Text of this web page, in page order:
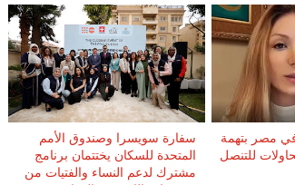
مصر بتهمة
للتنصل
سفارة سويسرا وصندوق الأمم
المتحدة للسكان يختتمان برنامج
مشترك لدعم النساء والفتيات من